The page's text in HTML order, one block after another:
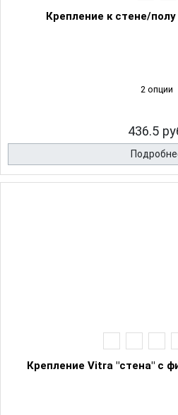
Крепление к стене/
2 опции
436.5
Крепление Vitra "стена" с